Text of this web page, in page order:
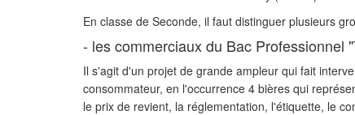
En classe de Seconde, il faut distinguer plusieurs
- les commerciaux du Bac Professionnel
Il s'agit d'un projet de grande ampleur qui fait
consommateur, en l'occurrence 4 bières qui
le prix de revient, la réglementation, l'étiquette, le